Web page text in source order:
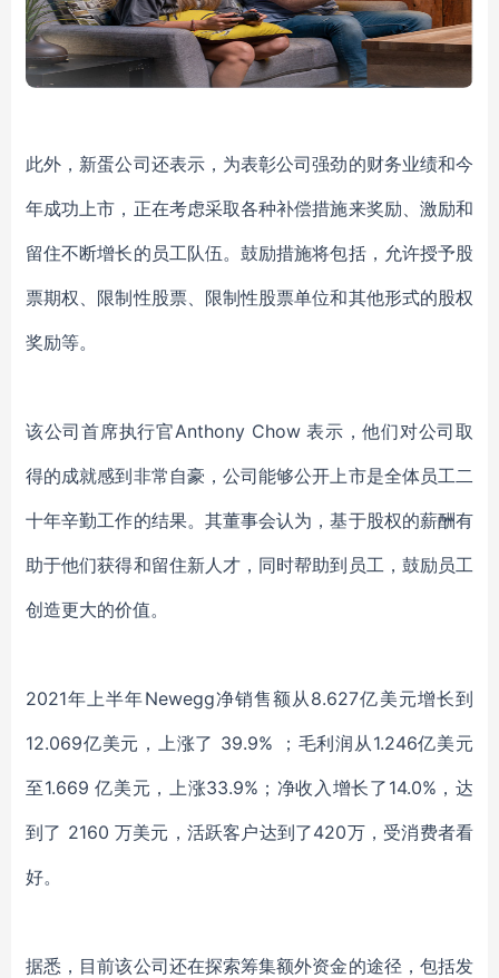
此外，新蛋公司还表示， 为表彰公司强劲的财务业绩和今
年成功上市，正在考虑采取各种补偿措施来奖励、激励和
留住不断增长的员工队伍。 鼓励措施将包括， 允许授予股
票期权、限制性股票、限制性股票单位和其他形式的股权
奖励等。
该公司首席执行官Anthony Chow 表示 ，他们对公司取
得的成就感到非常自豪 ， 公司能够公开上市是全体员工二
十年辛勤工作的结果。 其董事会认为，基于股权的薪酬有
助于他们获得和留住新人才，同时帮助到 员工， 鼓励员工
创造更大的价值。
2021年上半年Newegg净销售额从8.627亿美元增长到
12.069亿美元，上涨了 39.9% ；毛利润从1.246亿美元
至1.669 亿美元，上涨33.9%；净收入增长了14.0%，达
到了 2160 万美元，活跃客户达到了420万，受消费者看
好。
据悉，目前该公司还在探索筹集额外资金的途径，包括发